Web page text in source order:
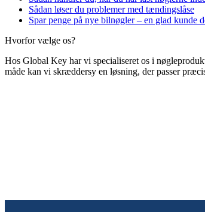
Sådan løser du problemer med tændingslåse
Spar penge på nye bilnøgler – en glad kunde
Hvorfor vælge os?
Hos Global Key har vi specialiseret os i
måde kan vi skræddersy en løsning, der passer